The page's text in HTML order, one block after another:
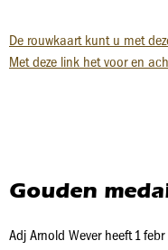
De rouwkaart kunt u met
Met deze link het voor en
Gouden
Adj Arnold Wever heeft 1